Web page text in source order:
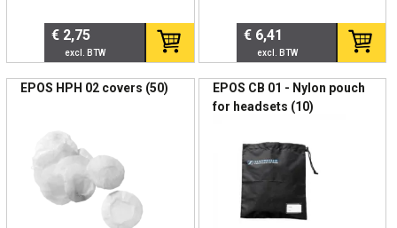
Betrouwbare verstaanbaarheid, ook in open
kantooromgevingen.
Mono draagstijl (één oorschelp)
Lichtgewicht ontwerp
Verstelbare hoofdband
Kunstleren oorkussen
€ 2,75 € 6,41
EPOS HPH 02 covers (50)
EPOS CB 01 - Nylon pouch
for headsets (10)